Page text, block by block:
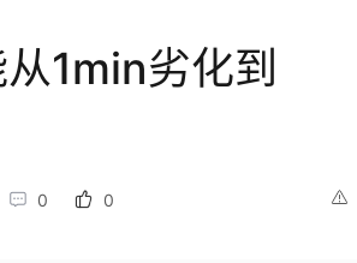
1min劣化到
0 0